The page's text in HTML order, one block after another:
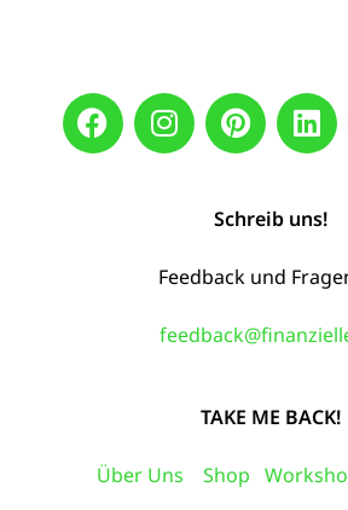
Schreib uns!
Feedback und
TAKE ME BACK!
Über Uns Shop